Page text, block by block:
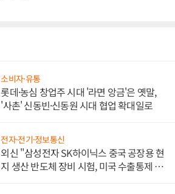
소비자·유통
롯데·농심 창업주 시대 '라면 앙금'은 옛말,
'사촌' 신동빈·신동원 시대 협업 확대일로
전자·전기·정보통신
외신 "삼성전자 SK하이닉스 중국 공장용 현
지 생산 반도체 장비 시험, 미국 수출통제 대